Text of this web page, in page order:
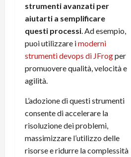
strumenti avanzati per
aiutarti a semplificare
questi processi . Ad esempio,
puoi utilizzare imoderni
strumenti devops di JFrogper
promuovere qualità, velocità e
agilità.
L’adozione di questi strumenti
consente di accelerare la
risoluzione dei problemi,
massimizzare l’utilizzo delle
risorse e ridurre la complessità